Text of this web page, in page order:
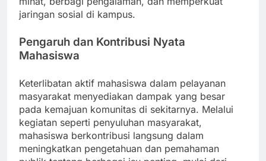
jaringan sosial di kampus.
Pengaruh dan Kontribusi Nyata
Mahasiswa
Keterlibatan aktif mahasiswa dalam pelayanan
masyarakat menyediakan dampak yang besar
pada kemajuan komunitas di sekitarnya. Melalui
kegiatan seperti penyuluhan masyarakat,
mahasiswa berkontribusi langsung dalam
meningkatkan pengetahuan dan pemahaman